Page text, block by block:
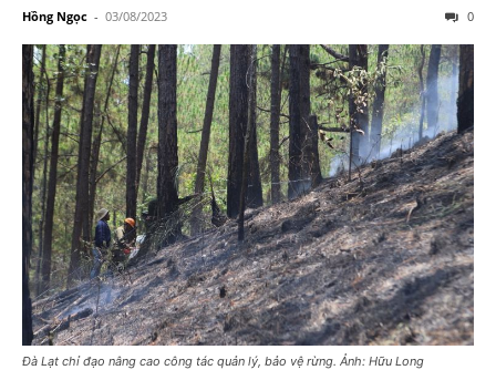
Hồng Ngọc - 03/08/2023 0
Đà Lạt chỉ đạo nâng cao công tác quản lý, bảo vệ rừng. Ảnh: Hữu Long